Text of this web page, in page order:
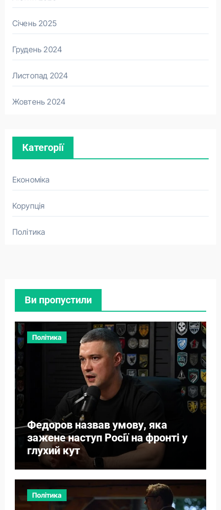
Січень 2025
Грудень 2024
Листопад 2024
Жовтень 2024
Категорії
Економіка
Корупція
Політика
Ви пропустили
Політика
Федоров назвав умову, яка
зажене наступ Росії на фронті у
глухий кут
Політика